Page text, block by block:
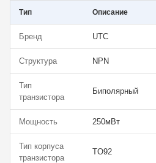
Тип Описание
Бренд UTC
Структура NPN
Тип
транзистора
Биполярный
Мощность 250мВт
Тип корпуса
транзистора
TO92